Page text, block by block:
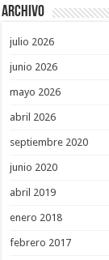
Archivo
julio 2026
junio 2026
mayo 2026
abril 2026
septiembre 2020
junio 2020
abril 2019
enero 2018
febrero 2017